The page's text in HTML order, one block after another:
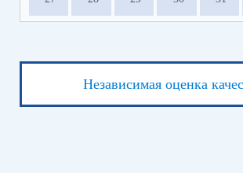
Независимая оценка